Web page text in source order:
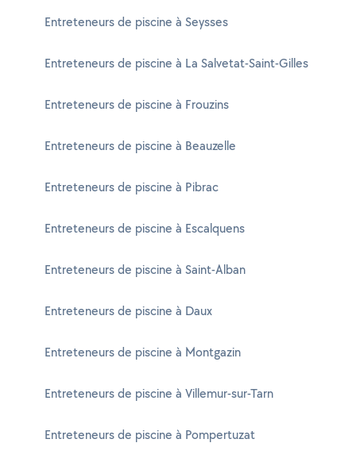
Entreteneurs de piscine à Seysses
Entreteneurs de piscine à La Salvetat-Saint-Gilles
Entreteneurs de piscine à Frouzins
Entreteneurs de piscine à Beauzelle
Entreteneurs de piscine à Pibrac
Entreteneurs de piscine à Escalquens
Entreteneurs de piscine à Saint-Alban
Entreteneurs de piscine à Daux
Entreteneurs de piscine à Montgazin
Entreteneurs de piscine à Villemur-sur-Tarn
Entreteneurs de piscine à Pompertuzat